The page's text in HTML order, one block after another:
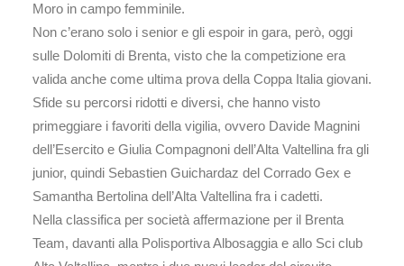
Moro in campo femminile.
Non c’erano solo i senior e gli espoir in gara, però, oggi
sulle Dolomiti di Brenta, visto che la competizione era
valida anche come ultima prova della Coppa Italia giovani.
Sfide su percorsi ridotti e diversi, che hanno visto
primeggiare i favoriti della vigilia, ovvero Davide Magnini
dell’Esercito e Giulia Compagnoni dell’Alta Valtellina fra gli
junior, quindi Sebastien Guichardaz del Corrado Gex e
Samantha Bertolina dell’Alta Valtellina fra i cadetti.
Nella classifica per società affermazione per il Brenta
Team, davanti alla Polisportiva Albosaggia e allo Sci club